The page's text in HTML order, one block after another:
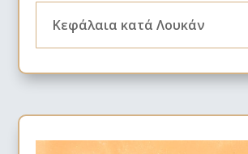
Κεφάλαια κατά Λουκάν